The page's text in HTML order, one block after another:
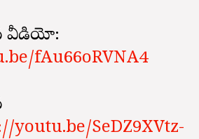
వీడియో:
fAu66oRVNA4
youtu.be/SeDZ9XVtz-